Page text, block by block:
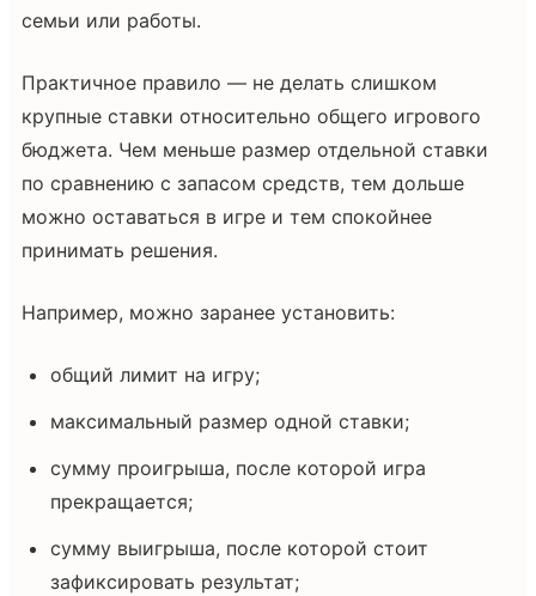
семьи или работы.
Практичное правило — не делать слишком
крупные ставки относительно общего игрового
бюджета. Чем меньше размер отдельной ставки
по сравнению с запасом средств, тем дольше
можно оставаться в игре и тем спокойнее
принимать решения.
Например, можно заранее установить:
общий лимит на игру;
максимальный размер одной ставки;
сумму проигрыша, после которой игра
прекращается;
сумму выигрыша, после которой стоит
зафиксировать результат;